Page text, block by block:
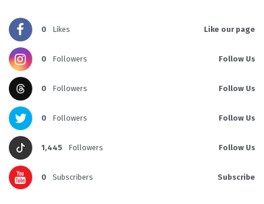
0 Likes Like our page
0 Followers Follow Us
0 Followers Follow Us
0 Followers Follow Us
1,445 Followers Follow Us
0 Subscribers Subscribe